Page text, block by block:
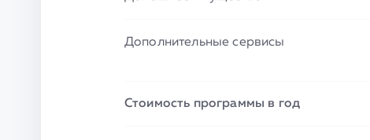
Дополнительные сервисы
Стоимость программы в год